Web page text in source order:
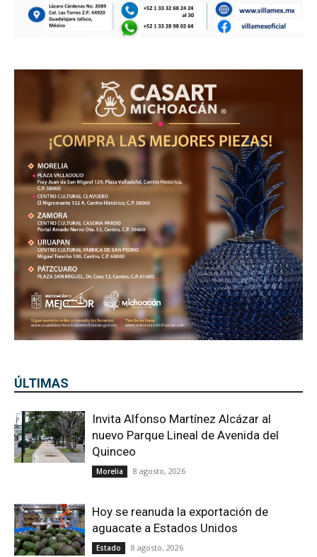
ÚLTIMAS
Invita Alfonso Martínez Alcázar al
nuevo Parque Lineal de Avenida del
Quinceo
Morelia 8 agosto, 2026
Hoy se reanuda la exportación de
aguacate a Estados Unidos
Estado 8 agosto, 2026